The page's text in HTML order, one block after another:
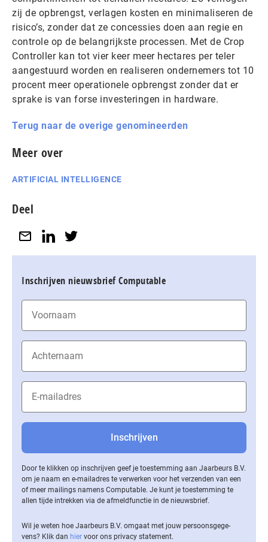
zij de opbrengst, verlagen kosten en minimaliseren de
risico’s, zonder dat ze concessies doen aan regie en
controle op de belangrijkste processen. Met de Crop
Controller kan tot vier keer meer hectares per teler
aangestuurd worden en realiseren ondernemers tot 10
procent meer operationele opbrengst zonder dat er
sprake is van forse investeringen in hardware.
Terug naar de overige genomineerden
Meer over
ARTIFICIAL INTELLIGENCE
Deel
Inschrijven nieuwsbrief Computable
Door te klikken op inschrijven geef je toestemming aan Jaarbeurs B.V.
om je naam en e-mailadres te verwerken voor het verzenden van een
of meer mailings namens Computable. Je kunt je toestemming te
allen tijde intrekken via de af­meld­func­tie in de nieuwsbrief.
Wil je weten hoe Jaarbeurs B.V. omgaat met jouw per­soons­ge­ge­
vens? Klik dan hier voor ons privacy statement.